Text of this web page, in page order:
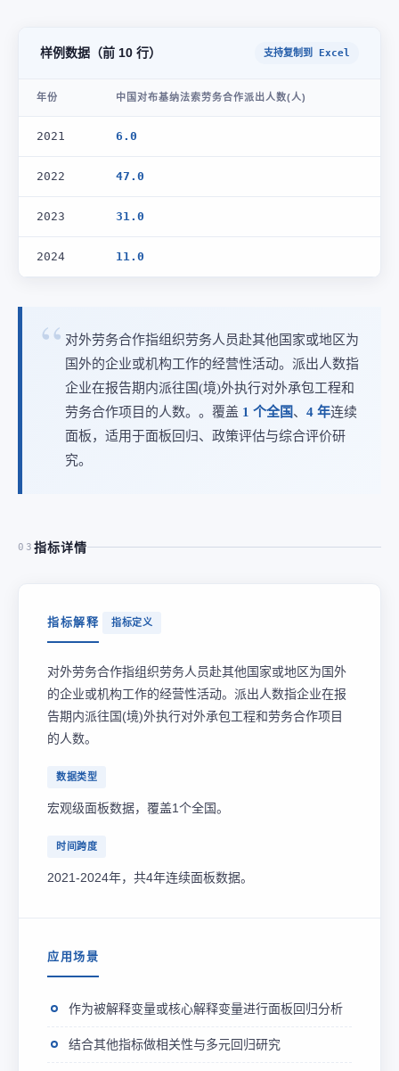
样例数据（前 10 行） 支持复制到 Excel
年份 中国对布基纳法索劳务合作派出人数(人)
2021 6.0
2022 47.0
2023 31.0
2024 11.0
对外劳务合作指组织劳务人员赴其他国家或地区为
国外的企业或机构工作的经营性活动。派出人数指
企业在报告期内派往国(境)外执行对外承包工程和
劳务合作项目的人数。。覆盖 1 个全国、 4 年连续
面板，适用于面板回归、政策评估与综合评价研
究。
03 指标详情
指标解释 指标定义
对外劳务合作指组织劳务人员赴其他国家或地区为国外
的企业或机构工作的经营性活动。派出人数指企业在报
告期内派往国(境)外执行对外承包工程和劳务合作项目
的人数。
数据类型
宏观级面板数据，覆盖1个全国。
时间跨度
2021-2024年，共4年连续面板数据。
应用场景
作为被解释变量或核心解释变量进行面板回归分析
结合其他指标做相关性与多元回归研究